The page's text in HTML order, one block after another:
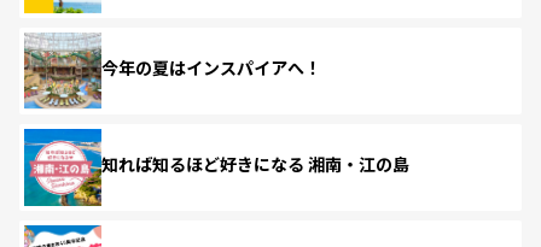
今年の夏はインスパイアへ！
知れば知るほど好きになる 湘南・江の島